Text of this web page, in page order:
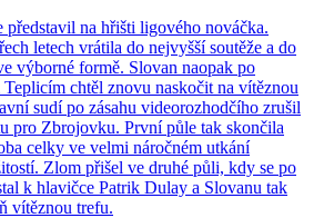
představil na hřišti ligového nováčka.
letech vrátila do nejvyšší soutěže a do
výborné formě. Slovan naopak po
chtěl znovu naskočit na vítěznou
sudí po zásahu videorozhodčího zrušil
pro Zbrojovku. První půle tak skončila
celky ve velmi náročném utkání
Zlom přišel ve druhé půli, kdy se po
k hlavičce Patrik Dulay a Slovanu tak
vítěznou trefu.